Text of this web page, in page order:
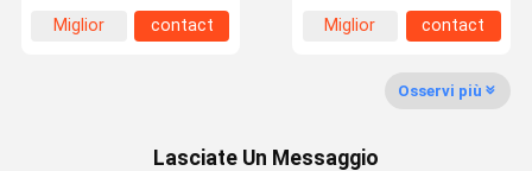
Porta ignifuga
Miglior
contact
Miglior
contact
Osservi più
Lasciate Un Messaggio